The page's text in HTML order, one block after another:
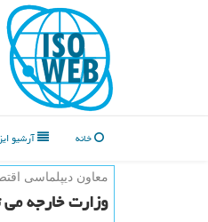
خانه آرشیو
معاون دیپلماسی
وزارت خارجه می